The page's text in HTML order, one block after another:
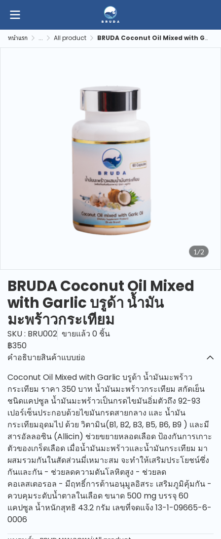
หน้าแรก ... All product BRUDA Coconut Oil Mixed with Garlic บรูด้า น้ำมันมะพร้าวกระเทียม
1/2
BRUDA Coconut Oil Mixed
with Garlic บรูด้า น้ำมัน
มะพร้าวกระเทียม
SKU : BRU002 ขายแล้ว 0 ชิ้น
฿350
คำอธิบายสินค้าแบบย่อ
Coconut Oil Mixed with Garlic บรูด้า น้ำมันมะพร้าว
กระเทียม ราคา 350 บาท น้ำมันมะพร้าวกระเทียม สกัดเย็น
ชนิดแคปซูล น้ำมันมะพร้าวเป็นกรดไขมันอิ่มตัวถึง 92-93
เปอร์เซ็นประกอบด้วยไขมันกรดสายกลาง และ น้ำมัน
กระเทียมอุดมไป ด้วย วิตามิน(B1, B2, B3, B5, B6, B9 ) และมี
สารอัลลอซิน (Allicin) ช่วยขยายหลอดเลือด ป้องกันการเกาะ
ตัวของเกร็ดเลือด เมื่อน้ำมันมะพร้าวและน้ำมันกระเทียม มา
ผสมรวมกันในสัดส่วนมี่เหมาะสม จะทำให้เสริมประโยชน์ซึ่ง
กันและกัน - ช่วยลดความดันโลหิตสูง - ช่วยลด
คอเลสเตอรอล - มีฤทธิ์การต้านอนุมูลอิสระ เสริมภูมิคุ้มกัน -
ควบคุมระดับน้ำตาลในเลือด ขนาด 500 mg บรรจุ 60
แคปซูล น้ำหนักสุทธิ 43.2 กรัม เลขที่จดแจ้ง 13-1-09665-6-
0006